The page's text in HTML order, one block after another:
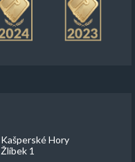
Kašperské Hory
Žlíbek 1